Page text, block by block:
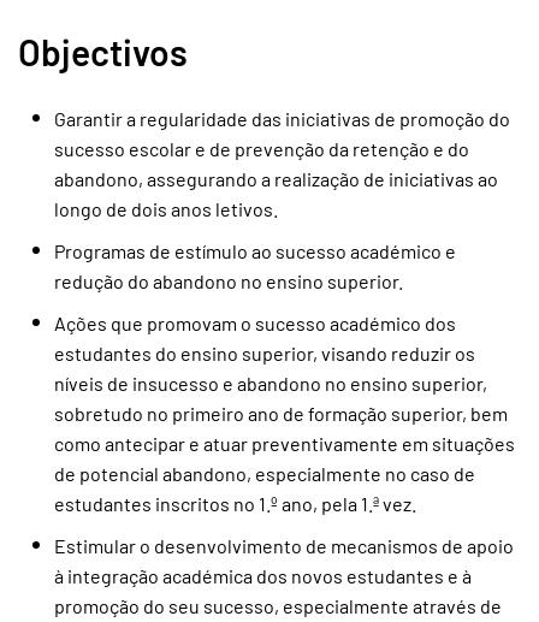
Objectivos
Garantir a regularidade das iniciativas de promoção do
sucesso escolar e de prevenção da retenção e do
abandono, assegurando a realização de iniciativas ao
longo de dois anos letivos.
Programas de estímulo ao sucesso académico e
redução do abandono no ensino superior.
Ações que promovam o sucesso académico dos
estudantes do ensino superior, visando reduzir os
níveis de insucesso e abandono no ensino superior,
sobretudo no primeiro ano de formação superior, bem
como antecipar e atuar preventivamente em situações
de potencial abandono, especialmente no caso de
estudantes inscritos no 1.º ano, pela 1.ª vez.
Estimular o desenvolvimento de mecanismos de apoio
à integração académica dos novos estudantes e à
promoção do seu sucesso, especialmente através de